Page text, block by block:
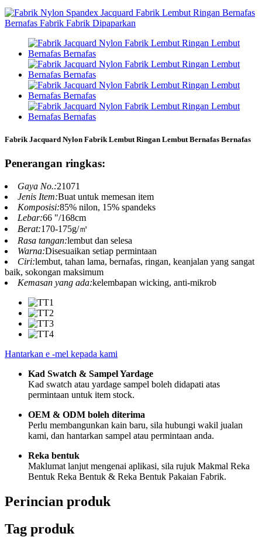
Fabrik Jacquard Nylon Fabrik Lembut Ringan Lembut Bernafas Bernafas
Penerangan ringkas:
Gaya No.:21071
Jenis Item:Buat untuk memesan item
Komposisi:85% nilon, 15% spandeks
Lebar:66 "/168cm
Berat:170-175g/㎡
Rasa tangan:lembut dan selesa
Warna:Disesuaikan setiap permintaan
Ciri:lembut, tahan lama, bernafas, ringan, keanjalan yang sangat
baik, sokongan maksimum
Kemasan yang ada:kelembapan wicking, anti-mikrob
Hantarkan e -mel kepada kami
Kad Swatch & Sampel Yardage
Kad swatch atau yardage sampel boleh didapati atas
permintaan untuk item stock.
OEM & ODM boleh diterima
Perlu membangunkan kain baru, sila hubungi wakil jualan
kami, dan hantarkan sampel atau permintaan anda.
Reka bentuk
Maklumat lanjut mengenai aplikasi, sila rujuk Makmal Reka
Bentuk Reka Bentuk & Reka Bentuk Pakaian Fabrik.
Perincian produk
Tag produk